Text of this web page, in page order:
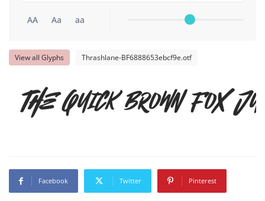
AA Aa aa
View all Glyphs Thrashlane-BF6888653ebcf9e.otf
The quick brown fox
Facebook Twitter Pinterest